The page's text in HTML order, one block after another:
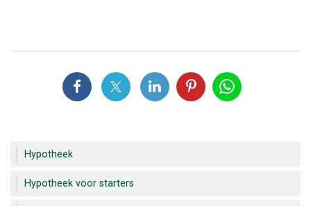
Hypotheek
Hypotheek voor starters